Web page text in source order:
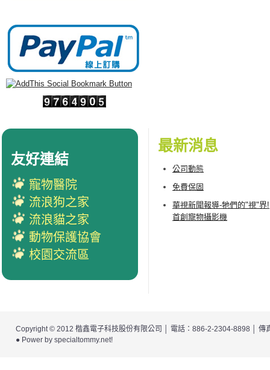
最新消息
公司動態
免費保固
華視新聞報導-牠們的"視"界!
首創寵物攝影機
友好連結
寵物醫院
流浪狗之家
流浪貓之家
動物保護協會
校園交流區
Copyright © 2012 楷鑫電子科技股份有限公司
│ 電話：886-2-2304-8898 │
● Power by specialtommy.net!